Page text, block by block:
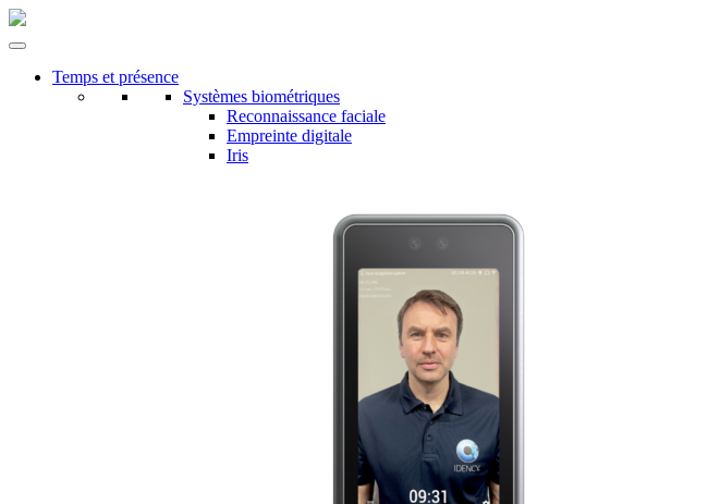
Temps et présence
Systèmes biométriques
Reconnaissance faciale
Empreinte digitale
Iris